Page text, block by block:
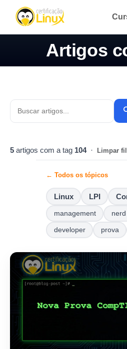
Artigos
5 artigos com a tag 104· Limpar
← Todos os tópicos
Linux LPI
management nerd
developer prova